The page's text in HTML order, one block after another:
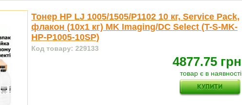
Тонер HP LJ 1005/1505/P1102 10 кг, Service Pack,
флакон (10x1 кг) MK Imaging/DC Select (T-S-MK-
HP-P1005-10SP)
Код товару: 229133
4877.75 грн
товар є в наявності